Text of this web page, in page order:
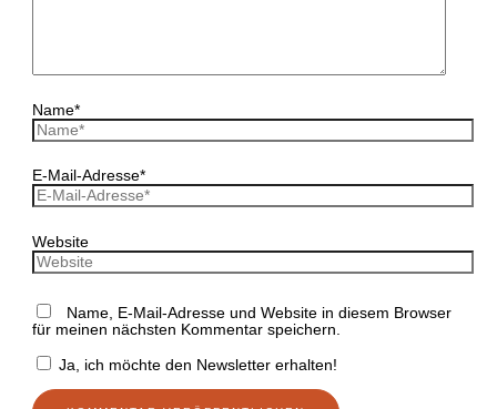
Name*
E-Mail-Adresse*
Website
Name, E-Mail-Adresse und Website in diesem Browser
für meinen nächsten Kommentar speichern.
Ja, ich möchte den Newsletter erhalten!